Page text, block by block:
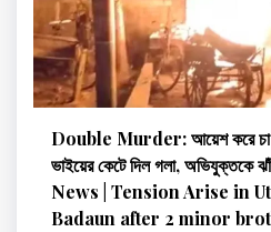
Double Murder: আয়েশ করে চা
ভাইয়ের কেটে দিল গলা,
News | Tension Arise in
Badaun after 2 minor